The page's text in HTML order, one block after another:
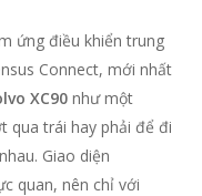
ứng điều khiển trung
Connect, mới nhất
XC90như một
qua trái hay phải để đi
Giao diện
quan, nên chỉ với